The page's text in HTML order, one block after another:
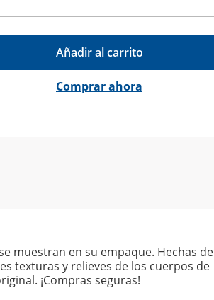
Añadir al carrito
Comprar ahora
muestran en su empaque. Hechas de
texturas y relieves de los cuerpos de
¡Compras seguras!